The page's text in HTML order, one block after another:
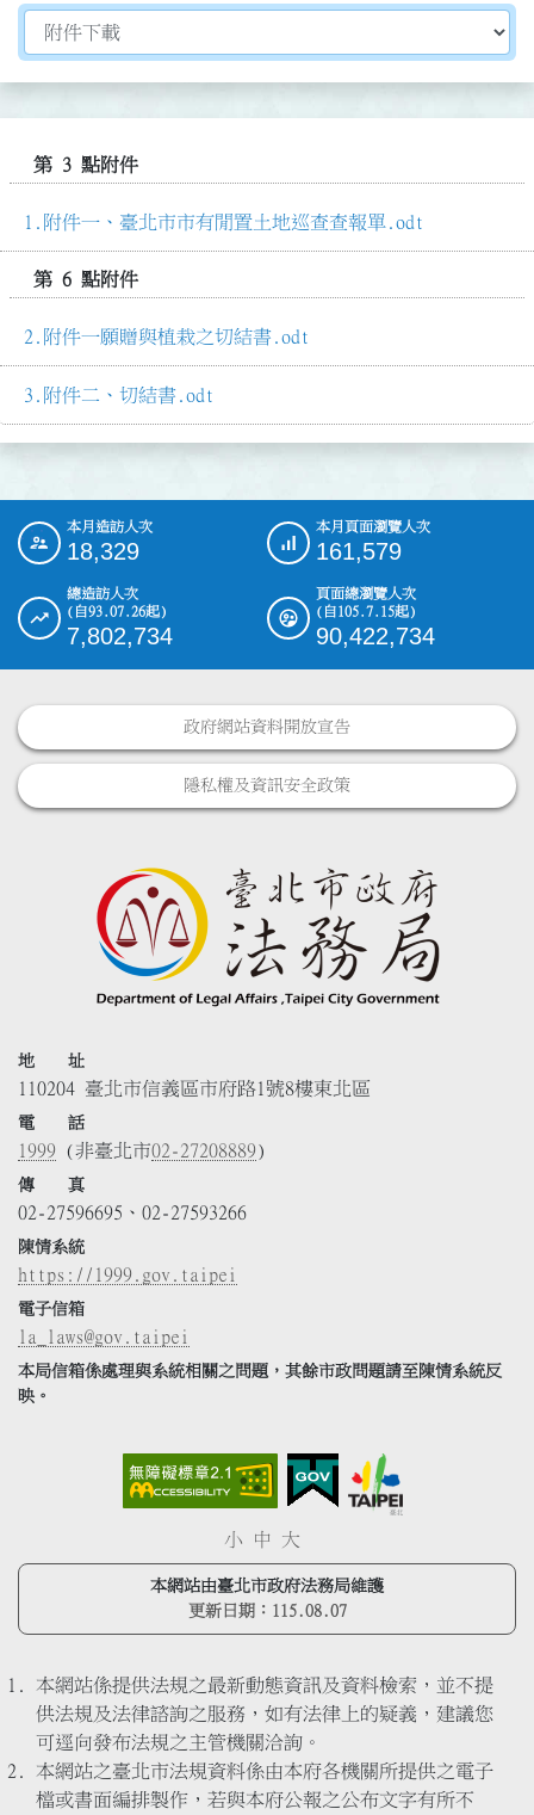
切換選擇法規資訊內容
第 3 點附件
附件一、臺北市市有閒置土地巡查查報單.odt
第 6 點附件
附件一願贈與植栽之切結書.odt
附件二、切結書.odt
::: 本月造訪人次
18,329
本月頁面瀏覽人次
161,579
總造訪人次
(自93.07.26起)
7,802,734
頁面總瀏覽人次
(自105.7.15起)
90,422,734
政府網站資料開放宣告
隱私權及資訊安全政策
地 址
110204 臺北市信義區市府路1號8樓東北區
電 話
1999 (非臺北市02-27208889)
傳 真
02-27596695、02-27593266
陳情系統
https://1999.gov.taipei
電子信箱
la_laws@gov.taipei
本局信箱係處理與系統相關之問題，其餘市政問題請至陳情系統反
映。
小 中 大
本網站由臺北市政府法務局維護
更新日期： 115.08.07
本網站係提供法規之最新動態資訊及資料檢索，並不提
供法規及法律諮詢之服務，如有法律上的疑義，建議您
可逕向發布法規之主管機關洽詢。
本網站之臺北市法規資料係由本府各機關所提供之電子
檔或書面編排製作，若與本府公報之公布文字有所不